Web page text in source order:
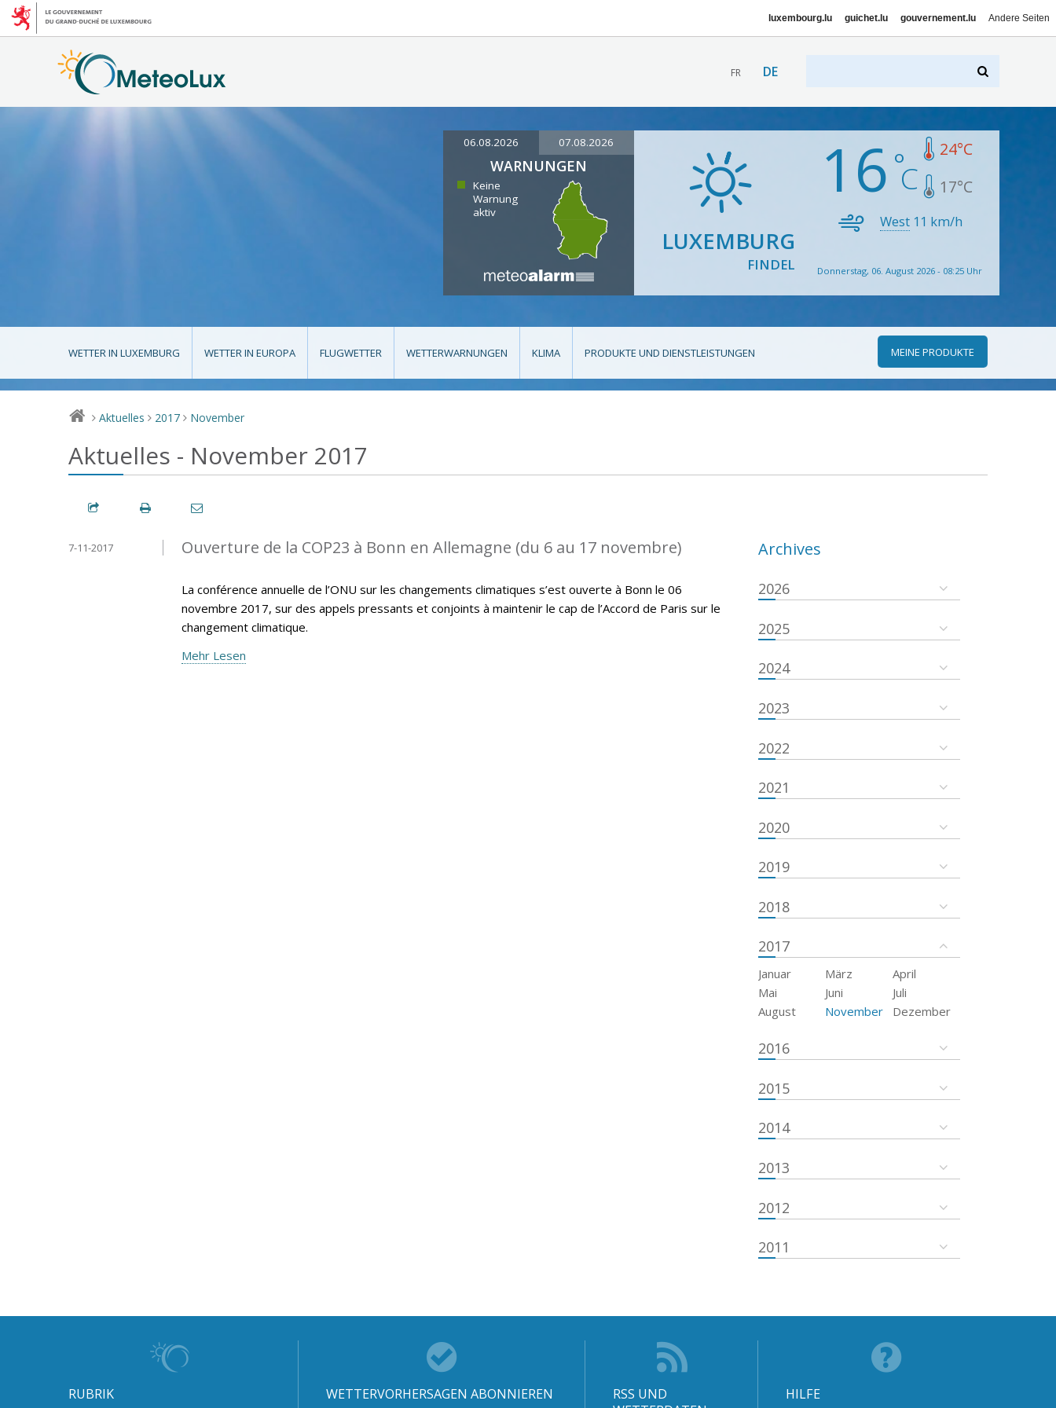
luxembourg.lu guichet.lu gouvernement.lu Andere Seiten
FR DE
06.08.2026 07.08.2026
WARNUNGEN
Keine
Warnung
aktiv
LUXEMBURG
FINDEL
16 24°C
17°C
West 11 km/h
Donnerstag, 06. August 2026 - 08:25 Uhr
WETTER IN LUXEMBURG WETTER IN EUROPA FLUGWETTER WETTERWARNUNGEN KLIMA PRODUKTE UND DIENSTLEISTUNGEN MEINE PRODUKTE
> Aktuelles > 2017 > November
Aktuelles - November 2017
Ouverture de la COP23 à Bonn en Allemagne (du 6 au 17 novembre)
7-11-2017
La conférence annuelle de l’ONU sur les changements climatiques s’est ouverte à Bonn le 06
novembre 2017, sur des appels pressants et conjoints à maintenir le cap de l’Accord de Paris sur le
changement climatique.
Mehr Lesen
Archives
2026
2025
2024
2023
2022
2021
2020
2019
2018
2017
Januar März
April
Mai
Juni
Juli
August
November Dezember
2016
2015
2014
2013
2012
2011
RUBRIK WETTERVORHERSAGEN ABONNIEREN
RSS UND
HILFE